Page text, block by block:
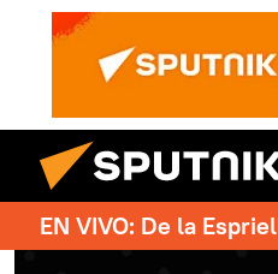
EN VIVO: De la